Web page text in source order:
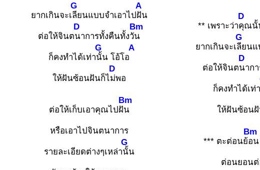
ยากเกินจะเ
G
ลียนแบบจำเอาไป
A
ฝัน
ต่อให้จินต
D
นาการทั้งคืนทั้งวั
Bm
น
ก็คงทำได้เท่า
G
นั้น โอ้โอ
A
ให้ฝันซ้อนฝันก็ไ
D
ม่พอ
ต่อให้เก็บเอาคุณไปฝั
Bm
น
หรือเอาไปจินตนาการ
รายละเอียดต่างๆเหล่า
G
นั้น
** เพราะว่า
D
คุณนั้
ยากเกินจะเ
G
ลียนแ
ต่อให้จินต
D
นาก
ก็คงทำได้เท่า
ให้ฝันซ้อน
*** ตะต่อนย้
Bm
อ
ต่อนยอน